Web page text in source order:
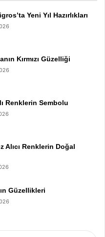
Yeni Yıl Hazırlıkları
Kırmızı Güzelliği
Renklerin Sembolu
Alıcı Renklerin Doğal
Güzellikleri